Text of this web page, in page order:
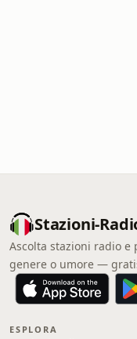
Stazioni-
Ascolta stazioni radio e
genere o umore —
ESPLORA